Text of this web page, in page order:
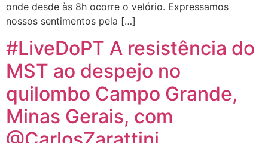
onde desde às 8h ocorre o velório. Expressamos
nossos sentimentos pela […]
#LiveDoPT A resistência do
MST ao despejo no
quilombo Campo Grande,
Minas Gerais, com